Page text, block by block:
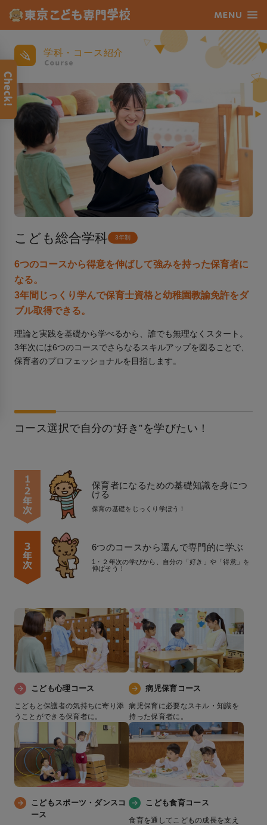
学科・コース紹介
こども総合学科 3年制
6つのコースから得意を伸ばして強みを持った保育者に
なる。
3年間じっくり学んで保育士資格と幼稚園教諭免許をダ
ブル取得できる。
理論と実践を基礎から学べるから、誰でも無理なくスタート。
3年次には6つのコースでさらなるスキルアップを図ることで、
保育者のプロフェッショナルを目指します。
コース選択で自分の“好き”を学びたい！
保育者になるための基礎知識を身につ
ける
保育の基礎をじっくり学ぼう！
6つのコースから選んで専門的に学ぶ
1・２年次の学びから、自分の「好き」や「得意」を
伸ばそう！
こども心理コース
こどもと保護者の気持ちに寄り添
うことができる保育者に。
病児保育コース
病児保育に必要なスキル・知識を
持った保育者に。
こどもスポーツ・ダンスコ
ース
こども食育コース
食育を通してこどもの成長を支え